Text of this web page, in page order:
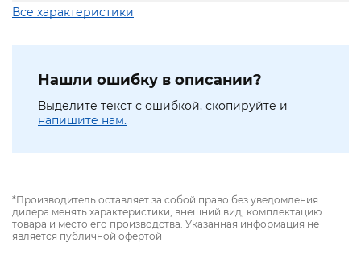
Все характеристики
Нашли ошибку в описании?
Выделите текст с ошибкой, скопируйте и
напишите нам.
*Производитель оставляет за собой право без уведомления
дилера менять характеристики, внешний вид, комплектацию
товара и место его производства. Указанная информация не
является публичной офертой